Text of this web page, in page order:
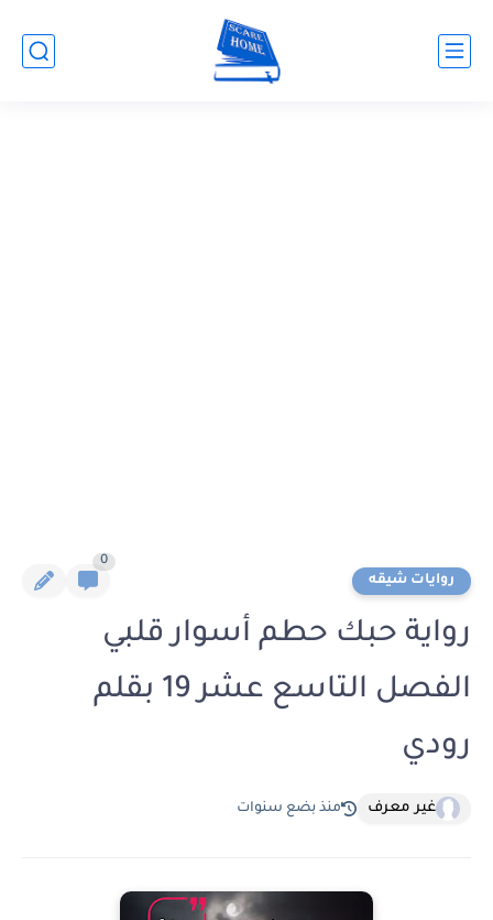
روايات شيقه
0
رواية حبك حطم أسوار قلبي
الفصل التاسع عشر 19 بقلم
رودي
غير معرف منذ بضع سنوات